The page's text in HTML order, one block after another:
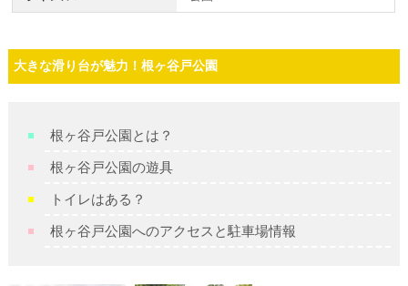
大きな滑り台が魅力！根ヶ谷戸公園
根ヶ谷戸公園とは？
根ヶ谷戸公園の遊具
トイレはある？
根ヶ谷戸公園へのアクセスと駐車場情報